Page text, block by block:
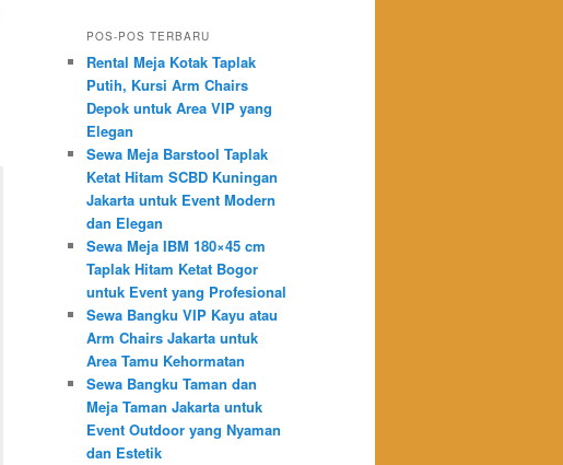
POS-POS TERBARU
Rental Meja Kotak Taplak
Putih, Kursi Arm Chairs
Depok untuk Area VIP yang
Elegan
Sewa Meja Barstool Taplak
Ketat Hitam SCBD Kuningan
Jakarta untuk Event Modern
dan Elegan
Sewa Meja IBM 180×45 cm
Taplak Hitam Ketat Bogor
untuk Event yang Profesional
Sewa Bangku VIP Kayu atau
Arm Chairs Jakarta untuk
Area Tamu Kehormatan
Sewa Bangku Taman dan
Meja Taman Jakarta untuk
Event Outdoor yang Nyaman
dan Estetik